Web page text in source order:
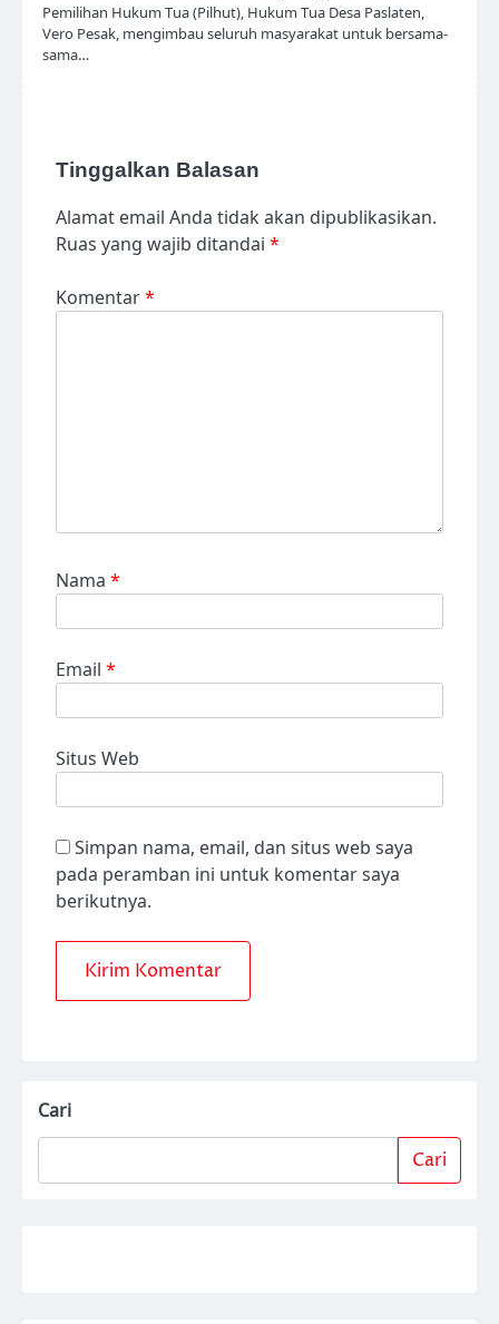
Pemilihan Hukum Tua (Pilhut), Hukum Tua Desa Paslaten,
Vero Pesak, mengimbau seluruh masyarakat untuk bersama-
sama…
Tinggalkan Balasan
Alamat email Anda tidak akan dipublikasikan.
Ruas yang wajib ditandai *
Komentar*
Nama *
Email *
Situs Web
Simpan nama, email, dan situs web saya
pada peramban ini untuk komentar saya
berikutnya.
Cari
Cari